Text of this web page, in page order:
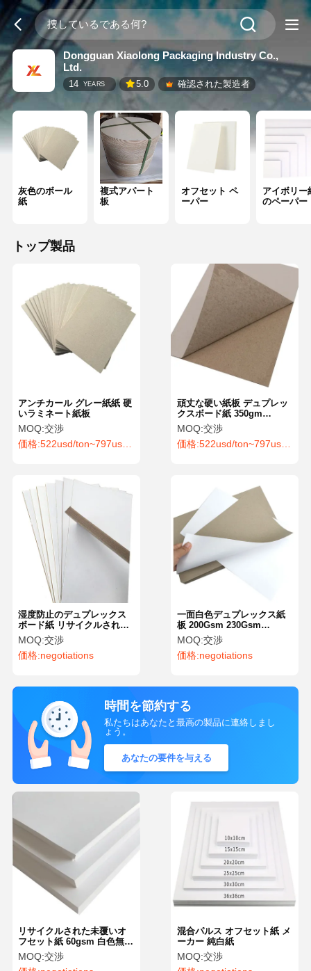
Dongguan Xiaolong Packaging Industry Co.,
Ltd.
14 YEARS 5.0 確認された製造者
灰色のボール
紙
複式アパート
板
オフセット ペ
ーパー
アイボリー
のペーパー
トップ製品
アンチカール グレー紙紙 硬
いラミネート紙板
MOQ:交渉
価格:522usd/ton~797usd/ton
頑丈な硬い紙板 デュプレッ
クスボード紙 350gm
250gm 300gm
MOQ:交渉
価格:522usd/ton~797usd/ton
湿度防止のデュプレックス
ボード紙 リサイクルされた
カスタマイズされたホワイ
ト紙ボード
MOQ:交渉
価格:negotiations
一面白色デュプレックス紙
板 200Gsm 230Gsm
250Gsm 300Gsm 350Gsm
400Gsm 450Gsm
MOQ:交渉
価格:negotiations
時間を節約する
私たちはあなたと最高の製品に連絡しまし
ょう。
あなたの要件を与える
混合パルス オフセット紙 メ
ーカー 純白紙
MOQ:交渉
リサイクルされた未覆いオ
フセット紙 60gsm 白色無木
紙 カスタマイズ
MOQ:交渉